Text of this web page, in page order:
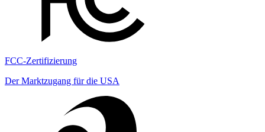
FCC-Zertifizierung
Der Marktzugang für die USA